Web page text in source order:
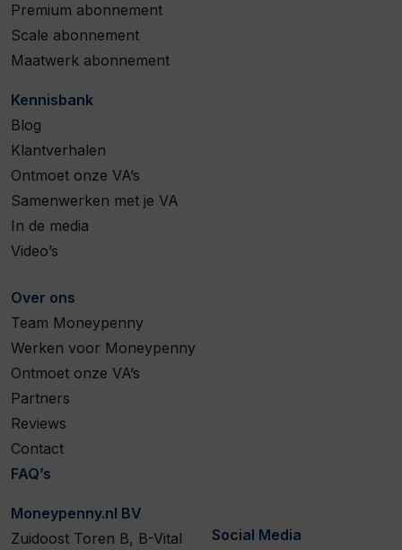
Premium abonnement
Scale abonnement
Maatwerk abonnement
Kennisbank
Blog
Klantverhalen
Ontmoet onze VA’s
Samenwerken met je VA
In de media
Video’s
Over ons
Team Moneypenny
Werken voor Moneypenny
Ontmoet onze VA’s
Partners
Reviews
Contact
FAQ’s
Moneypenny.nl BV
Zuidoost Toren B, B-Vital
Social Media